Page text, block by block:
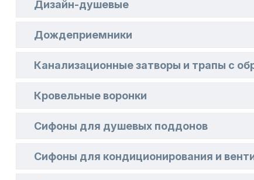
Дизайн-душевые
Дождеприемники
Канализационные затворы и трапы с
Кровельные воронки
Сифоны для душевых поддонов
Сифоны для кондиционирования и